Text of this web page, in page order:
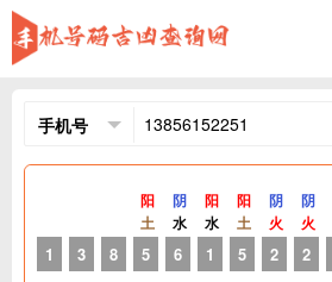
1 3 8
阳
土
5
阴
水
6
阳
水
1
阳
土
5
阴
火
2
阴
火
2